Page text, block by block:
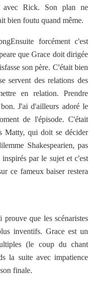
avec Rick. Son plan ne
bien foutu quand même.
Ensuite forcément c'est
que Grace doit dirigée
son père. C'était bien
servent des relations des
en relation. Prendre
J'ai d'ailleurs adoré le
de l'épisode. C'était
Matty, qui doit se décider
Shakespearien, pas
par le sujet et c'est
ce fameux baiser restera
que les scénaristes
inventifs. Grace est un
(le coup du chant
la suite avec impatience
finale.